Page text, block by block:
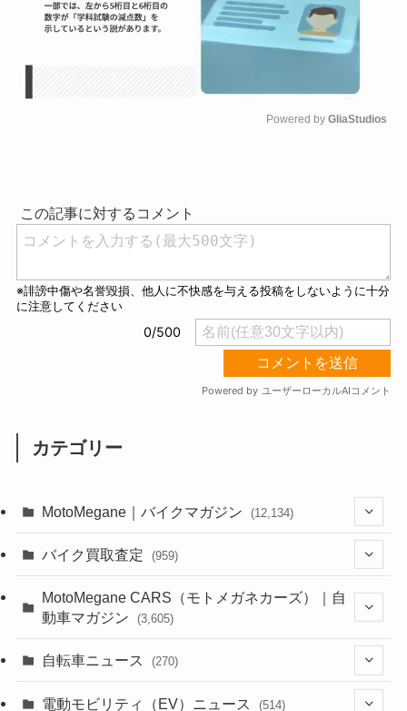
Powered by GliaStudios
カテゴリー
MotoMegane｜バイクマガジン (12,134)
(44)
(638)(306)
バイク買取査定 (959)
(352)
MotoMegane CARS（モトメガネカーズ）｜自
動車マガジン
(3,605)
(185)
自転車ニュース (270)
(54)
電動モビリティ（EV）ニュース (514)